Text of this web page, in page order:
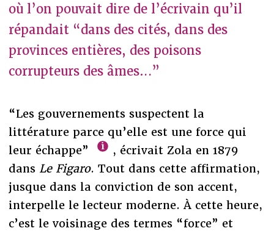
où l’on pouvait dire de l’écrivain qu’il
répandait “dans des cités, dans des
provinces entières, des poisons
corrupteurs des âmes…”
“Les gouvernements suspectent la
littérature parce qu’elle est une force qui
leur échappe”
, écrivait Zola en 1879
dans Le Figaro. Tout dans cette affirmation,
jusque dans la conviction de son accent,
interpelle le lecteur moderne. À cette heure,
c’est le voisinage des termes “force” et